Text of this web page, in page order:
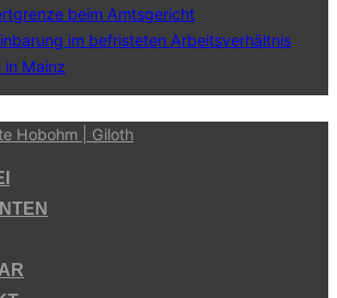
beim Amtsgericht
im befristeten Arbeitsverhältnis
in Mainz